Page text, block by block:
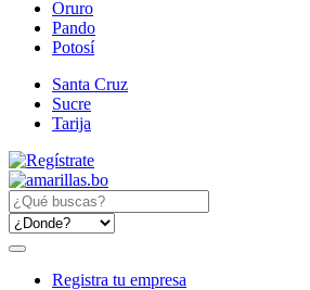
Oruro
Pando
Potosí
Santa Cruz
Sucre
Tarija
Registra tu empresa